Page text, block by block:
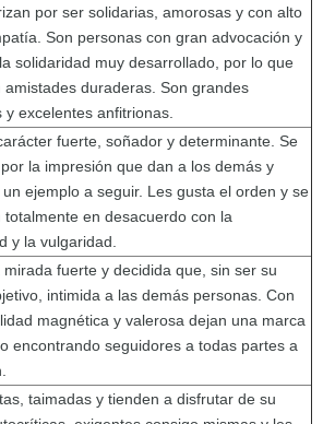
por ser solidarias, amorosas y con alto
Son personas con gran advocación y
solidaridad muy desarrollado, por lo que
amistades duraderas. Son grandes
y excelentes anfitrionas.
fuerte, soñador y determinante. Se
la impresión que dan a los demás y
ejemplo a seguir. Les gusta el orden y se
totalmente en desacuerdo con la
y la vulgaridad.
mirada fuerte y decidida que, sin ser su
intimida a las demás personas. Con
magnética y valerosa dejan una marca
encontrando seguidores a todas partes a
taimadas y tienden a disfrutar de su